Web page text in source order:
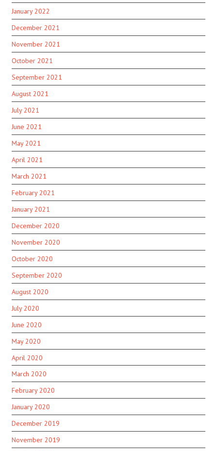
January 2022
December 2021
November 2021
October 2021
September 2021
August 2021
July 2021
June 2021
May 2021
April 2021
March 2021
February 2021
January 2021
December 2020
November 2020
October 2020
September 2020
August 2020
July 2020
June 2020
May 2020
April 2020
March 2020
February 2020
January 2020
December 2019
November 2019